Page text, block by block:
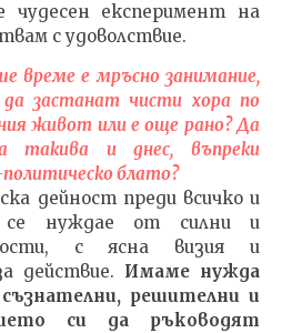
чудесен експеримент на
с удоволствие.
време е мръсно занимание,
застанат чисти хора по
живот или е още рано? Да
такива и днес, въпреки
блато?
дейност преди всичко и
нуждае от силни и
с ясна визия и
действие. Имаме нужда
решителни и
си да ръководят